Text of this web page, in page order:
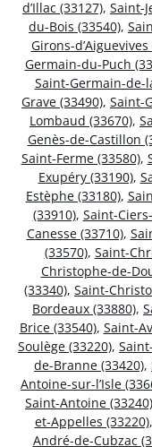
d’Illac (33127), Saint-
du-Bois (33540),
Girons-d’Aiguevives
Germain-du-Puch
Saint-Germain-de-
Grave (33490), Saint-
Lombaud (33670),
Genès-de-Castillon
Saint-Ferme (33580),
Exupéry (33190),
Estèphe (33180),
(33910), Saint-
Canesse (33710),
(33570), Saint-
Christophe-de-
(33340), Saint-
Bordeaux (33880),
Brice (33540), Saint-
Soulège (33220),
de-Branne (33420),
Antoine-sur-l’Isle
Saint-Antoine (33240)
et-Appelles (33220),
André-de-Cubzac